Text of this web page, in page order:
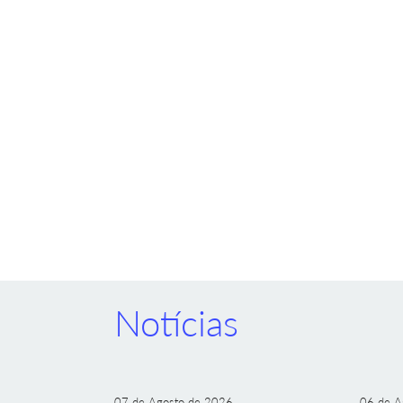
Notícias